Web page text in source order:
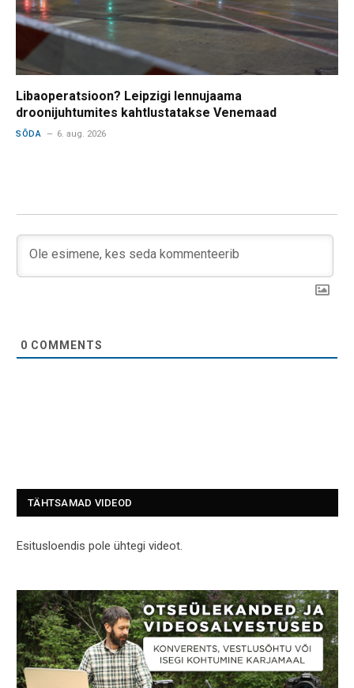
Libaoperatsioon? Leipzigi lennujaama
droonijuhtumites kahtlustatakse Venemaad
SÕDA 6. aug. 2026
0 COMMENTS
TÄHTSAMAD VIDEOD
Esitusloendis pole ühtegi videot.